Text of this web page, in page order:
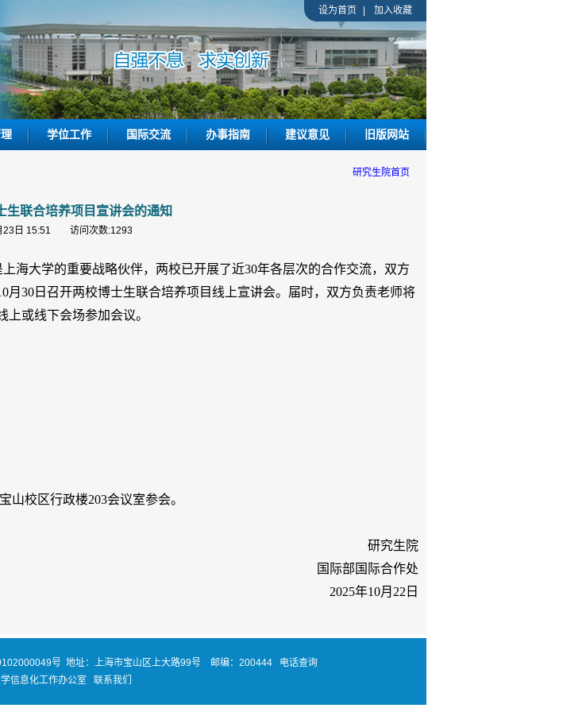
设为首页 加入收藏
学位工作 国际交流 办事指南 建议意见 旧版网站
研究生院首页
联合培养项目宣讲会的通知
23日 15:51 访问次数:1293
上海大学的重要战略伙伴，两校已开展了近30年各层次的合作交流，双方
月30日召开两校博士生联合培养项目线上宣讲会。 届时，双方负责老师将
上或线下会场参加会议。
山校区行政楼203会议室参会。
研究生院
国际部国际合作处
2025年10月 22 日
号地址：上海市宝山区上大路99号 邮编：200444
电话查询
信息化工作办公室 联系我们